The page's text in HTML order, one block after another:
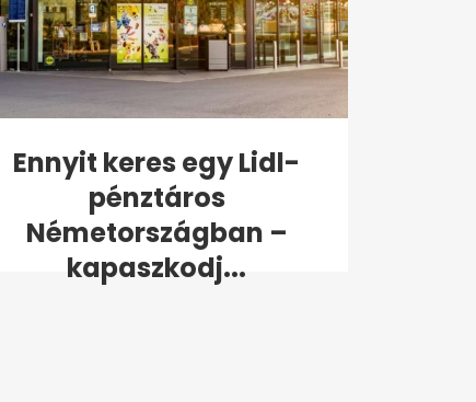
Ennyit keres egy Lidl-
pénztáros
Németországban –
kapaszkodj...